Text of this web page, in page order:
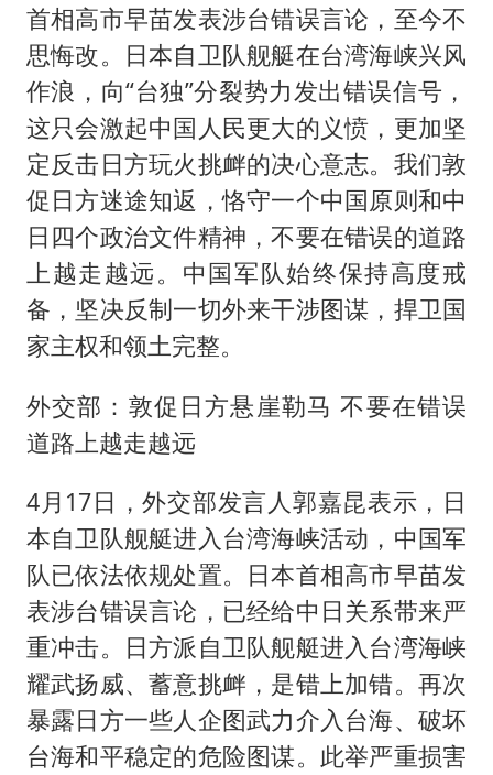
首相高市早苗发表涉台错误言论，至今不
思悔改。日本自卫队舰艇在台湾海峡兴风
作浪，向“台独”分裂势力发出错误信号，
这只会激起中国人民更大的义愤，更加坚
定反击日方玩火挑衅的决心意志。我们敦
促日方迷途知返，恪守一个中国原则和中
日四个政治文件精神，不要在错误的道路
上越走越远。中国军队始终保持高度戒
备，坚决反制一切外来干涉图谋，捍卫国
家主权和领土完整。
外交部：敦促日方悬崖勒马 不要在错误
道路上越走越远
4月17日，外交部发言人郭嘉昆表示，日
本自卫队舰艇进入台湾海峡活动，中国军
队已依法依规处置。日本首相高市早苗发
表涉台错误言论，已经给中日关系带来严
重冲击。日方派自卫队舰艇进入台湾海峡
耀武扬威、蓄意挑衅，是错上加错。再次
暴露日方一些人企图武力介入台海、破坏
台海和平稳定的危险图谋。此举严重损害